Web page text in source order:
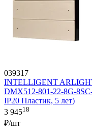
039317
INTELLIGENT
DMX512-801-22-8G-
IP20 Пластик, 5 лет)
3 94518
₽/шт